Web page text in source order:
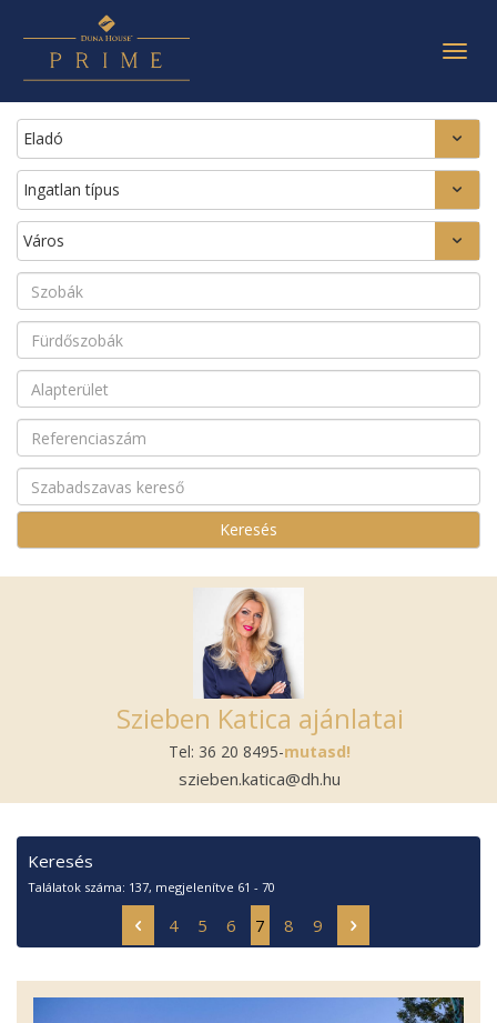
Eladó
Ingatlan típus
Város
Szieben Katica ajánlatai
Tel: 36 20 8495-mutasd!
szieben.katica@dh.hu
Keresés
Találatok száma: 137, megjelenítve 61 - 70
4 5 6 7 8 9